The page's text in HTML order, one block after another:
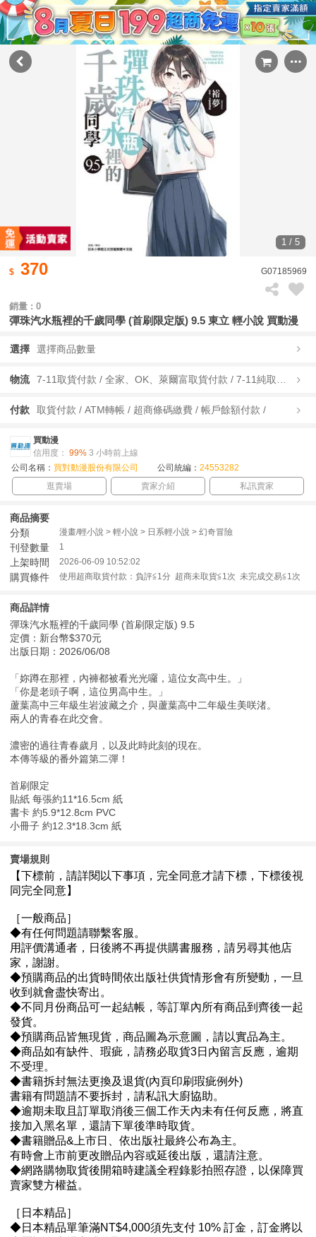
1 / 5
370 G07185969
銷量 : 0
彈珠汽水瓶裡的千歲同學 (首刷限定版) 9.5 東立 輕小說 買動漫
選擇 選擇商品數量
物流
付款 取貨付款 / ATM轉帳 / 超商條碼繳費 / 帳戶餘額付款 /
買動漫
信用度： 99% 3 小時前上線
公司名稱： 買對動漫股份有限公司 公司統編： 24553282
逛賣場
賣家介紹 私訊賣家
商品摘要
分類
漫畫/輕小說 > 輕小說 > 日系輕小說 > 幻奇冒險
刊登數量 1
上架時間 2026-06-09 10:52:02
購買條件 使用超商取貨付款：負評≦1分 超商未取貨≦1次 未完成交易≦1次
商品詳情
彈珠汽水瓶裡的千歲同學 (首刷限定版) 9.5
定價：新台幣$370元
出版日期：2026/06/08
「妳蹲在那裡，內褲都被看光光囉，這位女高中生。」
「你是老頭子啊，這位男高中生。」
蘆葉高中三年級生岩波藏之介，與蘆葉高中二年級生美咲渚。
兩人的青春在此交會。
濃密的過往青春歲月，以及此時此刻的現在。
本傳等級的番外篇第二彈！
首刷限定
貼紙 每張約11*16.5cm 紙
書卡 約5.9*12.8cm PVC
小冊子 約12.3*18.3cm 紙
賣場規則